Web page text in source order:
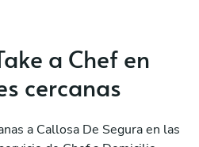
a Chef en
cercanas
a Callosa De Segura en las